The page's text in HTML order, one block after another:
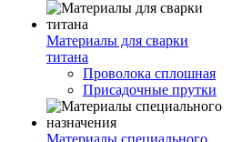
Материалы для сварки
титана
Проволока сплошная
Присадочные прутки
Материалы специального